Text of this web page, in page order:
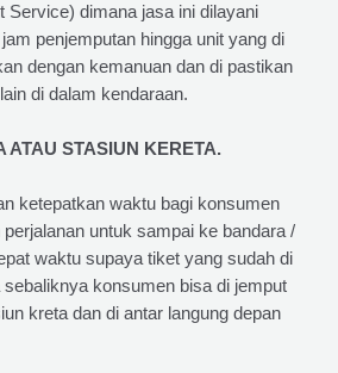
Service) dimana jasa ini dilayani
penjemputan hingga unit yang di
dengan kemanuan dan di pastikan
di dalam kendaraan.
ATAU STASIUN KERETA.
ketepatkan waktu bagi konsumen
untuk sampai ke bandara /
waktu supaya tiket yang sudah di
sebaliknya konsumen bisa di jemput
kreta dan di antar langung depan